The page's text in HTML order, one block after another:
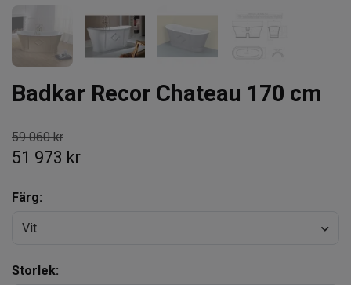
Badkar Recor Chateau 170 cm
59 060 kr
51 973 kr
Färg:
Vit
Storlek: